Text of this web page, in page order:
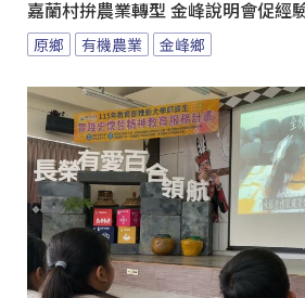
嘉蘭村拚農業轉型 金峰說明會促經
原鄉 有機農業 金峰鄉